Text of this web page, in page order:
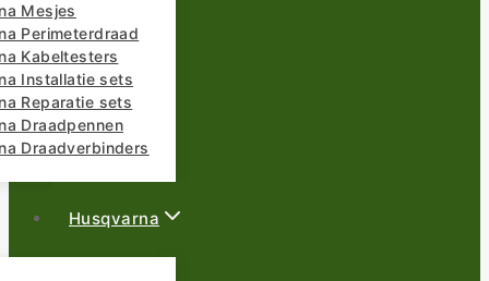
Mesjes
Perimeterdraad
Kabeltesters
Installatie sets
Reparatie sets
Draadpennen
Draadverbinders
Husqvarna